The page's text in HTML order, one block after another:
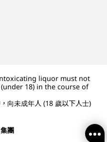
liquor must not
18) in the course of
向未成年人 (18 歲以下人士)
團